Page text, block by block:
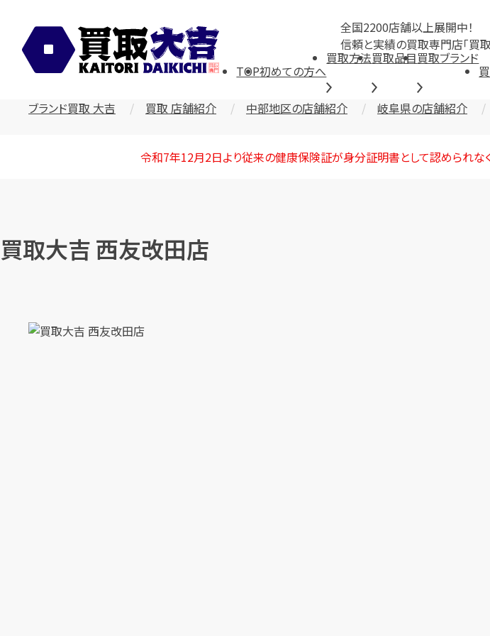
全国2200店舗以上展開中！
信頼と実績の買取専門店「買
TOP初めての方へ
買取方法買取品目買取ブランド
ブランド買取 大吉 買取 店舗紹介 中部地区の店舗紹介 岐阜県の店舗紹介
令和7年12月2日より従来の健康保険証が身分証明書として認められな
買取大吉 西友改田店